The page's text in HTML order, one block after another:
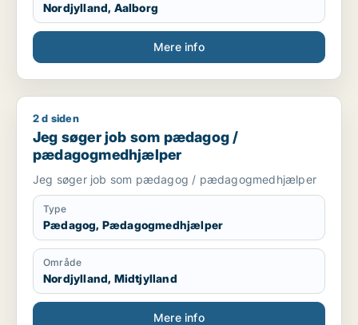
Nordjylland, Aalborg
Mere info
Jeg søger job som pædagog / pædagogmedhjælper
2 d siden
Jeg søger job som pædagog /
pædagogmedhjælper
Jeg søger job som pædagog / pædagogmedhjælper
Type
Pædagog, Pædagogmedhjælper
Område
Nordjylland, Midtjylland
Mere info